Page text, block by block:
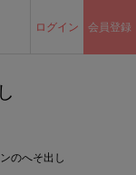
ログイン 会員登録
のへそ出し